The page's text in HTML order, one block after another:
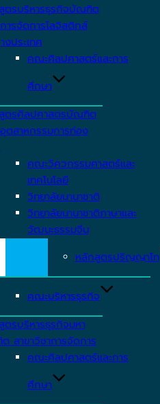
ตรบริหารธุรกิจบัณฑิต
ารจัดการโลจิสติกส์
งประเทศ
คณะศิลปศาสตร์และการ
ศึกษา
ตรศิลปศาสตรบัณฑิต
ตสาหกรรมการท่อง
คณะวิศวกรรมศาสตร์และ
เทคโนโลยี
วิทยาลัยนานาชาติ
วิทยาลัยนานาชาติภาษาและ
วัฒนะธรรมจีน
หลักสูตรปริญญาโท
คณะบริหารธุรกิจ
รบริหารธุรกิจมหา
สาขาวิชาการจัดการ
คณะศิลปศาสตร์และการ
ศึกษา